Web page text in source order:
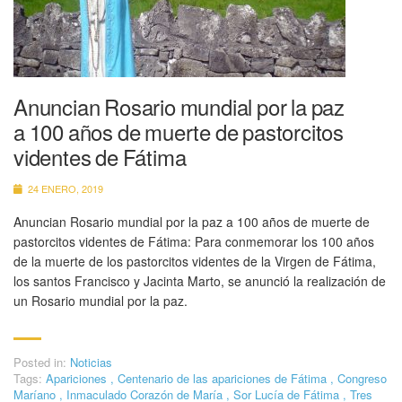
Anuncian Rosario mundial por la paz
a 100 años de muerte de pastorcitos
videntes de Fátima
24 ENERO, 2019
Anuncian Rosario mundial por la paz a 100 años de muerte de
pastorcitos videntes de Fátima: Para conmemorar los 100 años
de la muerte de los pastorcitos videntes de la Virgen de Fátima,
los santos Francisco y Jacinta Marto, se anunció la realización de
un Rosario mundial por la paz.
Posted in: Noticias
Tags: Apariciones , Centenario de las apariciones de Fátima , Congreso
Maríano , Inmaculado Corazón de María , Sor Lucía de Fátima , Tres